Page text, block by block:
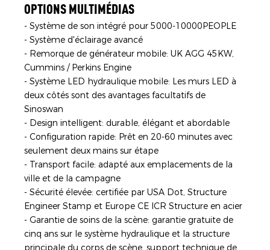
OPTIONS MULTIMÉDIAS
- Système de son intégré pour 5000-10000PEOPLE
- Système d'éclairage avancé
- Remorque de générateur mobile: UK AGG 45KW,
Cummins / Perkins Engine
- Système LED hydraulique mobile: Les murs LED à
deux côtés sont des avantages facultatifs de
Sinoswan
- Design intelligent: durable, élégant et abordable
- Configuration rapide: Prêt en 20-60 minutes avec
seulement deux mains sur étape
- Transport facile: adapté aux emplacements de la
ville et de la campagne
- Sécurité élevée: certifiée par USA Dot, Structure
Engineer Stamp et Europe CE ICR Structure en acier
- Garantie de soins de la scène: garantie gratuite de
cinq ans sur le système hydraulique et la structure
principale du corps de scène, support technique de